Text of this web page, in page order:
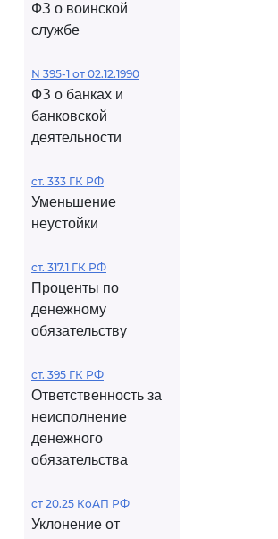
ФЗ о воинской
службе
N 395-1 от 02.12.1990
ФЗ о банках и
банковской
деятельности
ст. 333 ГК РФ
Уменьшение
неустойки
ст. 317.1 ГК РФ
Проценты по
денежному
обязательству
ст. 395 ГК РФ
Ответственность за
неисполнение
денежного
обязательства
ст 20.25 КоАП РФ
Уклонение от